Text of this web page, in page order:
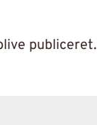
publiceret.